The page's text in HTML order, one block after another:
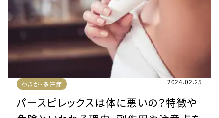
わきが・多汗症 2024.02.25
パースピレックスは体に悪いの？特徴や